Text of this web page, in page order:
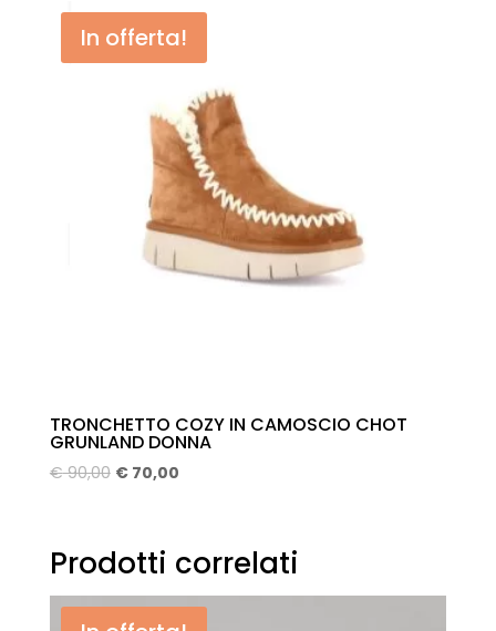
In offerta!
TRONCHETTO COZY IN CAMOSCIO CHOT
GRUNLAND DONNA
€90,00 Il
era:
€ 90,00.
€70,00Il
€ 70,00.
Prodotti correlati